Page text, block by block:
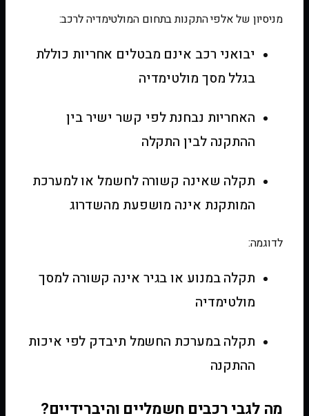
מניסיון של אלפי התקנות בתחום המולטימדיה לרכב:
יבואני רכב אינם מבטלים אחריות כוללת
בגלל מסך מולטימדיה
האחריות נבחנת לפי קשר ישיר בין
ההתקנה לבין התקלה
תקלה שאינה קשורה לחשמל או למערכת
המותקנת אינה מושפעת מהשדרוג
לדוגמה:
תקלה במנוע או בגיר אינה קשורה למסך
מולטימדיה
תקלה במערכת החשמל תיבדק לפי איכות
ההתקנה
מה לגבי רכבים חשמליים והיברידיים?